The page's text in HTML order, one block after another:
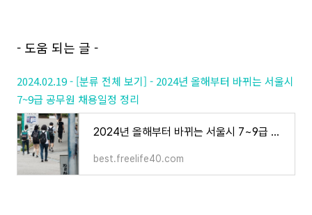
- 도움 되는 글 -
2024.02.19 - [분류 전체 보기] - 2024년 올해부터 바뀌는 서울시
7~9급 공무원 채용일정 정리
2024년 올해부터 바뀌는 서울시 7~9급 공무원 채용일정 정리
best.freelife40.com